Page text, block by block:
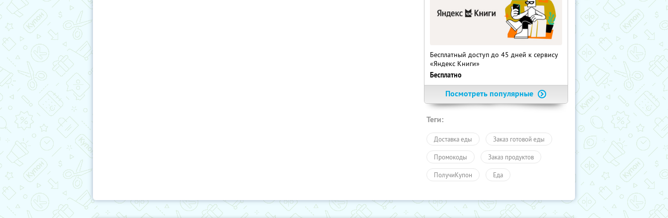
Бесплатный доступ до 45 дней к сервису
«Яндекс Книги»
Бесплатно
Посмотреть популярные
Теги:
Доставка еды Заказ готовой еды
Промокоды Заказ продуктов
ПолучиКупон Еда